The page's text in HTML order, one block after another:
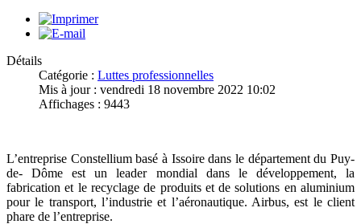
Détails
Catégorie : Luttes professionnelles
Mis à jour : vendredi 18 novembre 2022 10:02
Affichages : 9443
L’entreprise Constellium basé à Issoire dans le département du Puy-
de- Dôme est un leader mondial dans le développement, la
fabrication et le recyclage de produits et de solutions en aluminium
pour le transport, l’industrie et l’aéronautique. Airbus, est le client
phare de l’entreprise.